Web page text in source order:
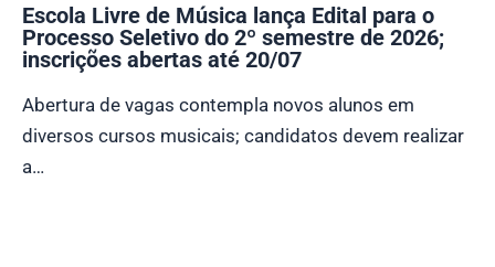
Escola Livre de Música lança Edital para o
Processo Seletivo do 2º semestre de 2026;
inscrições abertas até 20/07
Abertura de vagas contempla novos alunos em
diversos cursos musicais; candidatos devem realizar
a…